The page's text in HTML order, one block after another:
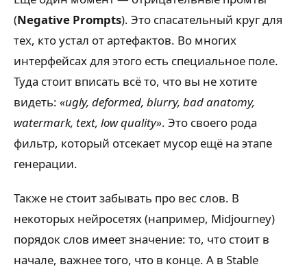
(Negative Prompts). Это спасательный круг для
тех, кто устал от артефактов. Во многих
интерфейсах для этого есть специальное поле.
Туда стоит вписать всё то, что вы не хотите
видеть: «ugly, deformed, blurry, bad anatomy,
watermark, text, low quality». Это своего рода
фильтр, который отсекает мусор ещё на этапе
генерации.
Также не стоит забывать про вес слов. В
некоторых нейросетях (например, Midjourney)
порядок слов имеет значение: то, что стоит в
начале, важнее того, что в конце. А в Stable